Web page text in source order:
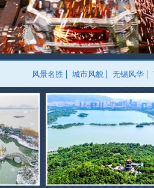
风景名胜 城市风貌 无锡风华